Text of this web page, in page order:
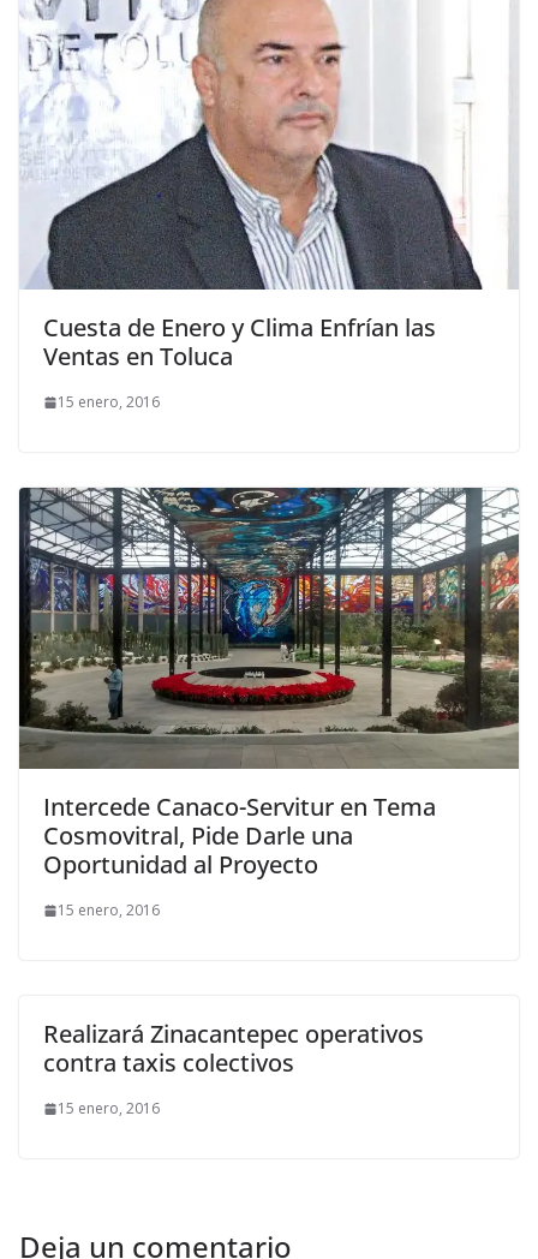
Cuesta de Enero y Clima Enfrían las
Ventas en Toluca
15 enero, 2016
Intercede Canaco-Servitur en Tema
Cosmovitral, Pide Darle una
Oportunidad al Proyecto
15 enero, 2016
Realizará Zinacantepec operativos
contra taxis colectivos
15 enero, 2016
Deja un comentario